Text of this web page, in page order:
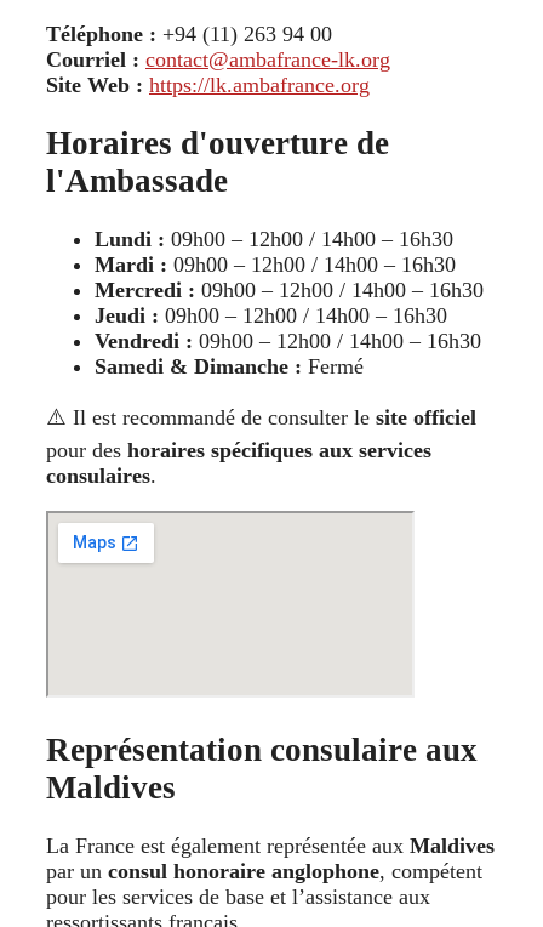
Téléphone : +94 (11) 263 94 00
Courriel : contact@ambafrance-lk.org
Site Web : https://lk.ambafrance.org
Horaires d'ouverture de
l'Ambassade
Lundi : 09h00 – 12h00 / 14h00 – 16h30
Mardi : 09h00 – 12h00 / 14h00 – 16h30
Mercredi : 09h00 – 12h00 / 14h00 – 16h30
Jeudi : 09h00 – 12h00 / 14h00 – 16h30
Vendredi : 09h00 – 12h00 / 14h00 – 16h30
Samedi & Dimanche : Fermé
⚠️ Il est recommandé de consulter le site officiel
pour des horaires spécifiques aux services
consulaires.
Représentation consulaire aux
Maldives
La France est également représentée aux Maldives
par un consul honoraire anglophone, compétent
pour les services de base et l’assistance aux